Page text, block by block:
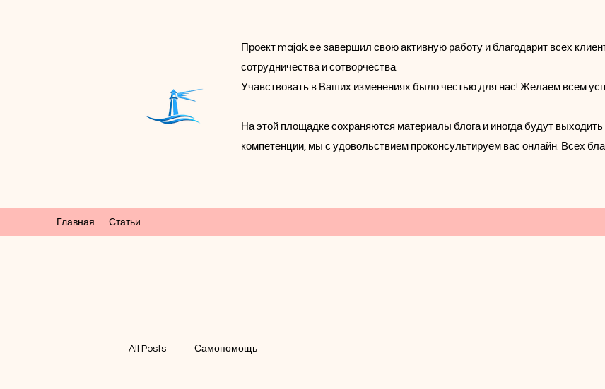
Проект majak.ee завершил свою активную работу и благодарит всех
сотрудничества и сотворчества.
Учавствовать в Ваших изменениях было честью для нас! Желаем всем
На этой площадке сохраняются материалы блога и иногда будут
компетенции, мы с удовольствием проконсультируем вас онлайн. Всех
Главная Статьи
All Posts Самопомощь